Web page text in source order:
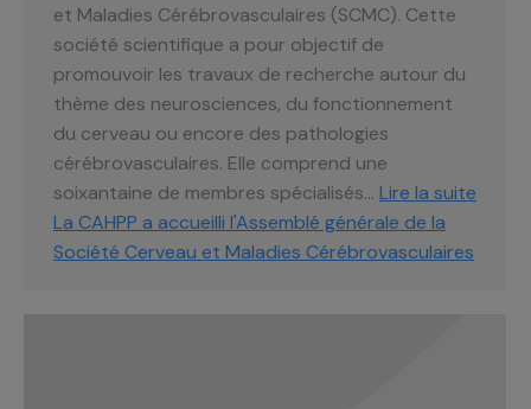
et Maladies Cérébrovasculaires (SCMC). Cette
société scientifique a pour objectif de
promouvoir les travaux de recherche autour du
thème des neurosciences, du fonctionnement
du cerveau ou encore des pathologies
cérébrovasculaires. Elle comprend une
soixantaine de membres spécialisés… Lire la suite
La CAHPP a accueilli l'Assemblé générale de la
Société Cerveau et Maladies Cérébrovasculaires